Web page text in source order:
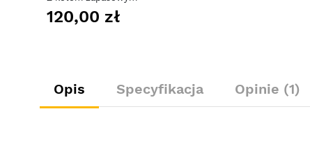
120,00 zł
Opis Specyfikacja Opinie (1)